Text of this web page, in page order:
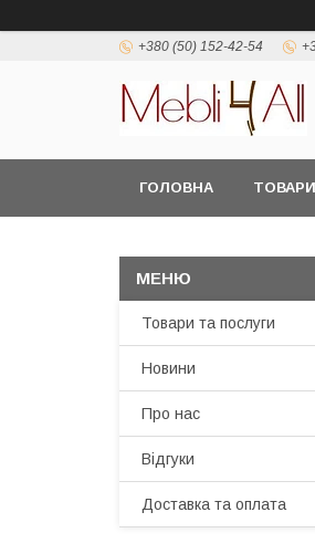
+380 (50) 152-42-54
ГОЛОВНА
Товари та послуги
Новини
Про нас
Відгуки
Доставка та оплата